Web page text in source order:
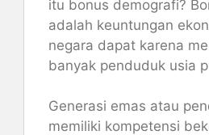
itu bonus demografi?
adalah keuntungan
negara dapat karena
banyak penduduk usia
Generasi emas atau
memiliki kompetensi